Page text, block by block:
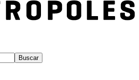
Buscar